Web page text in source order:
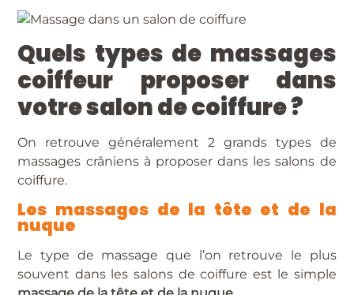
Quels types de massages
coiffeur proposer dans
votre salon de coiffure ?
On retrouve généralement 2 grands types de
massages crâniens à proposer dans les salons de
coiffure.
Les massages de la tête et de la
nuque
Le type de massage que l’on retrouve le plus
souvent dans les salons de coiffure est le simple